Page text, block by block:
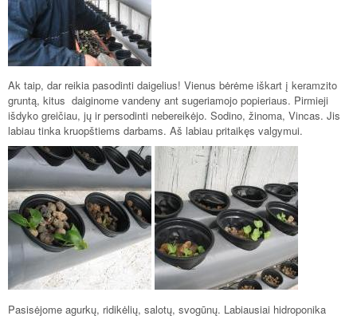
Ak taip, dar reikia pasodinti daigelius! Vienus bėrėme iškart į keramzito
gruntą, kitus daiginome vandeny ant sugeriamojo popieriaus. Pirmieji
išdyko greičiau, jų ir persodinti nebereikėjo. Sodino, žinoma, Vincas. Jis
labiau tinka kruopštiems darbams. Aš labiau pritaikęs valgymui.
Pasisėjome agurkų, ridikėlių, salotų, svogūnų. Labiausiai hidroponika